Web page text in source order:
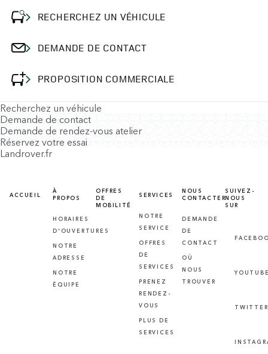
RECHERCHEZ UN VÉHICULE
DEMANDE DE CONTACT
PROPOSITION COMMERCIALE
Recherchez un véhicule
Demande de contact
Demande de rendez-vous atelier
Réservez votre essai
Landrover.fr
ACCUEIL
À
PROPOS
HORAIRES
D'OUVERTURES
NOTRE
ADRESSE
NOTRE
ÉQUIPE
OFFRES
DE
MOBILITÉ
SERVICES
NOTRE
SERVICE
OFFRES
DE
SERVICES
PRENEZ
RENDEZ-
VOUS
PLUS DE
SERVICES
NOUS
CONTACTER
DEMANDE
DE
CONTACT
OÙ
NOUS
TROUVER
SUIVEZ-
NOUS
SUR
TWITTER